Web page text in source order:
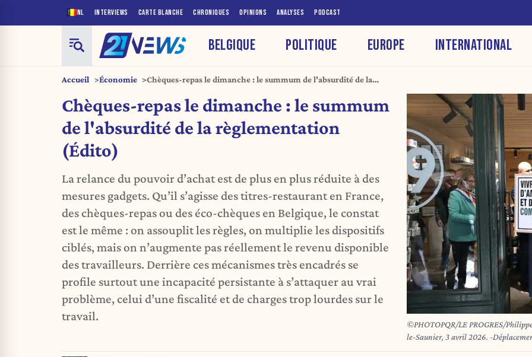
NL INTERVIEWS CARTE BLANCHE CHRONIQUES OPINIONS ANALYSES PODCAST
BELGIQUE POLITIQUE EUROPE INTERNATIONAL
Accueil Économie
Chèques-repas le dimanche : le summum de l'absurdité de la
Chèques-repas le dimanche : le summum
de l'absurdité de la règlementation
(Édito)
La relance du pouvoir d’achat est de plus en plus réduite à des
mesures gadgets. Qu’il s’agisse des titres-restaurant en France,
des chèques-repas ou des éco-chèques en Belgique, le constat
est le même : on assouplit les règles, on multiplie les dispositifs
ciblés, mais on n’augmente pas réellement le revenu disponible
des travailleurs. Derrière ces mécanismes très encadrés se
profile surtout une incapacité persistante à s’attaquer au vrai
problème, celui d’une fiscalité et de charges trop lourdes sur le
travail.
©PHOTOPQR/LE PROGRES/Philippe TRIAS - 03/04/2026 - Déplacement
le-Saunier, 3 avril 2026. -
petites et moyennes entreprises, du